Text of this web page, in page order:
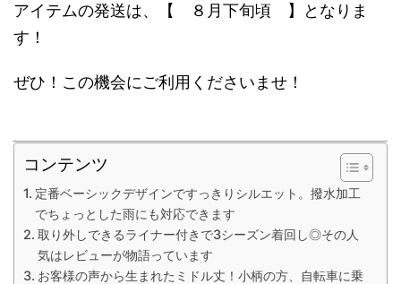
アイテムの発送は、【 ８月下旬頃 】となりま
す！
ぜひ！この機会にご利用くださいませ！
コンテンツ
定番ベーシックデザインですっきりシルエット。撥水加工
でちょっとした雨にも対応できます
取り外しできるライナー付きで3シーズン着回し◎その人
気はレビューが物語っています
お客様の声から生まれたミドル丈！小柄の方、自転車に乗